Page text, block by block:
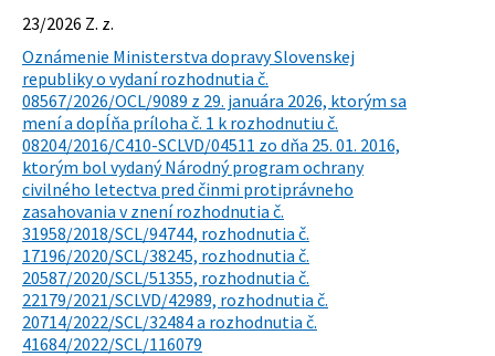
23/2026 Z. z.
Oznámenie Ministerstva dopravy Slovenskej
republiky o vydaní rozhodnutia č.
08567/2026/OCL/9089 z 29. januára 2026, ktorým sa
mení a dopĺňa príloha č. 1 k rozhodnutiu č.
08204/2016/C410-SCLVD/04511 zo dňa 25. 01. 2016,
ktorým bol vydaný Národný program ochrany
civilného letectva pred činmi protiprávneho
zasahovania v znení rozhodnutia č.
31958/2018/SCL/94744, rozhodnutia č.
17196/2020/SCL/38245, rozhodnutia č.
20587/2020/SCL/51355, rozhodnutia č.
22179/2021/SCLVD/42989, rozhodnutia č.
20714/2022/SCL/32484 a rozhodnutia č.
41684/2022/SCL/116079